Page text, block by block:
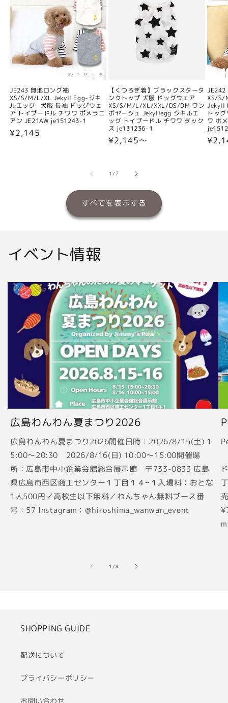
JE243 無地ロング袖
XS/S/M/L/XL Jekyll Egg-ジキ
ルエッグ- 犬服 長袖 ドッグウェ
ア トイプードル チワワ ポメラニ
アン JE21AW je151243-1
通
¥2,145
【くつろぎ着】ブラックスタータ
ンクトップ 犬服 ドッグウェア
XS/S/M/L/XL/XXL/DS/DM ワン
ボヤージュ Jekyllegg ジキルエ
ッグ トイプードル チワワ ダック
ス je131236-1
通
格
¥2,145〜
JE242
XS/S/
Jekyll
ドッ
ワ ポ
通
1/の
7
すべてを表示する
イベント情報
広島わんわん夏まつり2026
広島わんわん夏まつり2026開催日時：2026/8/15(土) 1
5:00〜20:30 2026/8/16(日) 10:00〜15:00開催場
所：広島市中小企業会館総合展示館 〒733-0833 広島
県広島市西区商工センター１丁目１４−１入場料：おとな
1人500円／高校生以下無料／わんちゃん無料ブース番
号：57 Instagram：@hiroshima_wanwan_event
1 /の
4
SHOPPING GUIDE
配送について
プライバシーポリシー
お問い合わせ